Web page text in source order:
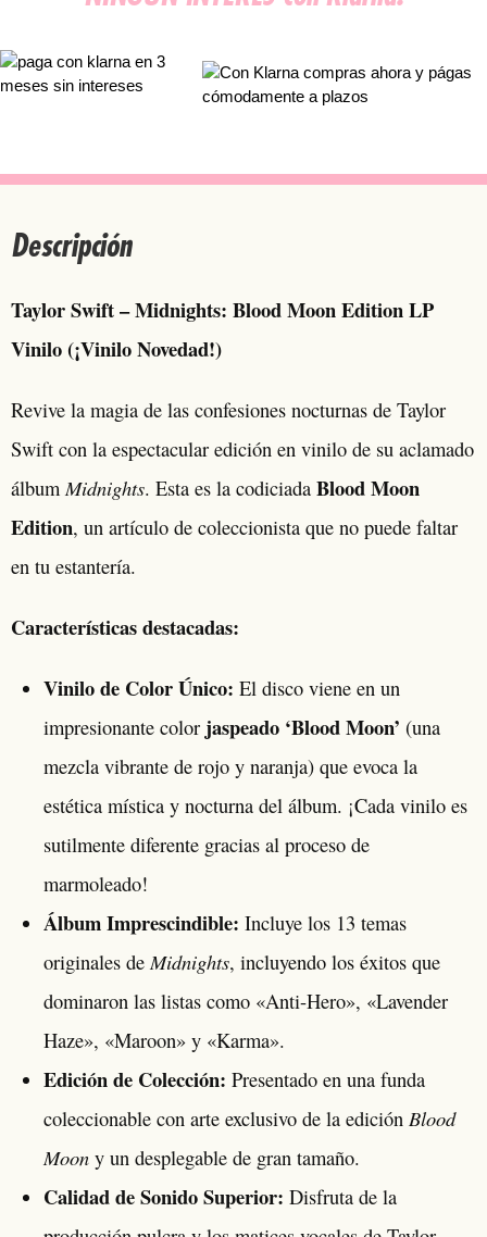
Descripción
Taylor Swift – Midnights: Blood Moon Edition LP
Vinilo (¡Vinilo Novedad!)
Revive la magia de las confesiones nocturnas de Taylor
Swift con la espectacular edición en vinilo de su aclamado
álbumMidnights. Esta es la codiciada Blood Moon
Edition, un artículo de coleccionista que no puede faltar
en tu estantería.
Características destacadas:
Vinilo de Color Único: El disco viene en un
impresionante color jaspeado ‘Blood Moon’ (una
mezcla vibrante de rojo y naranja) que evoca la
estética mística y nocturna del álbum. ¡Cada vinilo es
sutilmente diferente gracias al proceso de
marmoleado!
Álbum Imprescindible: Incluye los 13 temas
originales deMidnights, incluyendo los éxitos que
dominaron las listas como «Anti-Hero», «Lavender
Haze», «Maroon» y «Karma».
Edición de Colección: Presentado en una funda
coleccionable con arte exclusivo de la edición Blood
Moon y un desplegable de gran tamaño.
Calidad de Sonido Superior: Disfruta de la